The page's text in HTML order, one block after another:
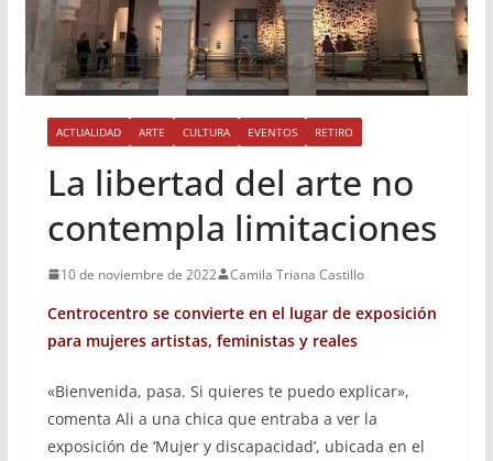
ACTUALIDAD ARTE CULTURA EVENTOS RETIRO
La libertad del arte no
contempla limitaciones
10 de noviembre de 2022 Camila Triana Castillo
Centrocentro se convierte en el lugar de exposición
para mujeres artistas, feministas y reales
«Bienvenida, pasa. Si quieres te puedo explicar»,
comenta Ali a una chica que entraba a ver la
exposición de ‘Mujer y discapacidad’, ubicada en el